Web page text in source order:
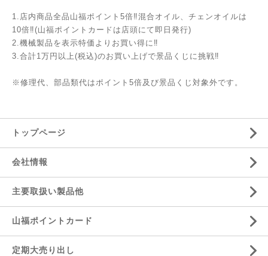
1.店内商品全品山福ポイント5倍‼︎混合オイル、チェンオイルは
10倍‼(山福ポイントカードは店頭にて即日発行)
2.機械製品を表示特価よりお買い得に‼
3.合計1万円以上(税込)のお買い上げで景品くじに挑戦‼
※修理代、部品類代はポイント5倍及び景品くじ対象外です。
トップページ
会社情報
主要取扱い製品他
山福ポイントカード
定期大売り出し